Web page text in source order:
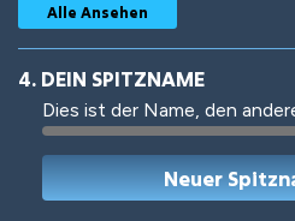
Woof
Alle Ansehen
4. DEIN SPITZNAME
Dies ist der Name, den